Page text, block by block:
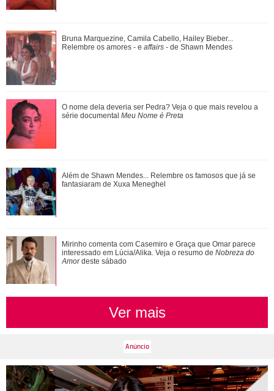
Luiza Brunet, Ana Hickmann, Rihanna... Veja as famosas
que já denunciaram violência domést...
Meghan Markle revela detalhes sobre primeiro dia de aula
da Princesa Lilibet
Bruna Marquezine, Camila Cabello, Hailey Bieber...
Relembre os amores - e affairs - de Shawn Mendes
O nome dela deveria ser Pedra? Veja o que mais revelou a
série documental Meu Nome é Preta
Além de Shawn Mendes... Relembre os famosos que já se
fantasiaram de Xuxa Meneghel
Mirinho comenta com Casemiro e Graça que Omar parece
interessado em Lúcia/Alika. Veja o resumo de Nobreza do
Amordeste sábado
Ver mais